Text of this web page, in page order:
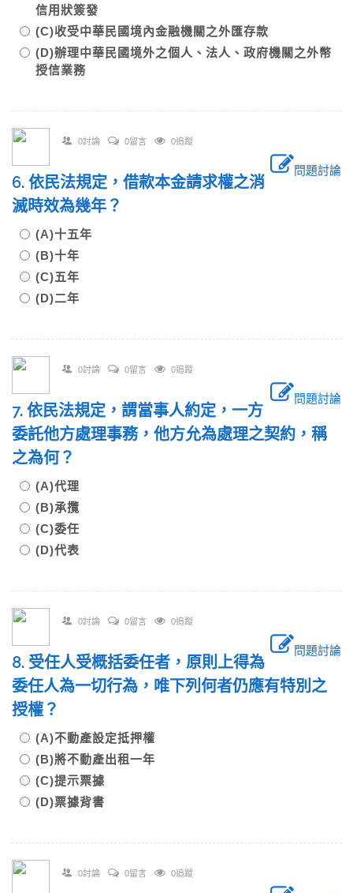
信用狀簽發
(C)收受中華民國境內金融機關之外匯存款
(D)辦理中華民國境外之個人、法人、政府機關之外幣
授信業務
0討論 0留言 0追蹤
問題討論
6. 依民法規定，借款本金請求權之消
滅時效為幾年？
(A)十五年
(B)十年
(C)五年
(D)二年
0討論 0留言 0追蹤
問題討論
7. 依民法規定，謂當事人約定，一方
委託他方處理事務，他方允為處理之契約，稱
之為何？
(A)代理
(B)承攬
(C)委任
(D)代表
0討論 0留言 0追蹤
問題討論
8. 受任人受概括委任者，原則上得為
委任人為一切行為，唯下列何者仍應有特別之
授權？
(A)不動產設定抵押權
(B)將不動產出租一年
(C)提示票據
(D)票據背書
0討論 0留言 0追蹤